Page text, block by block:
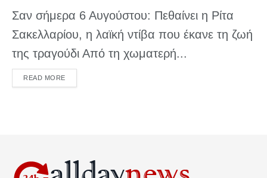
Σαν σήμερα 6 Αυγούστου: Πεθαίνει η Ρίτα
Σακελλαρίου, η λαϊκή ντίβα που έκανε τη ζωή
της τραγούδι Από τη χωματερή...
READ MOREDETAILS